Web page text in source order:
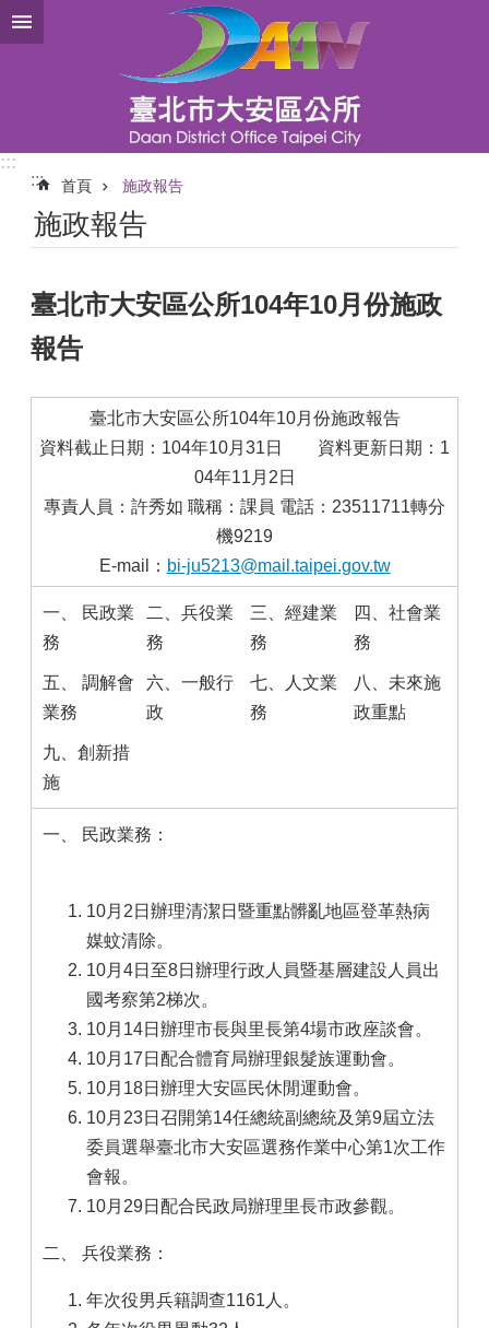
跳到主要內容區塊
:::
:::
首頁 施政報告
施政報告
臺北市大安區公所104年10月份施政
報告
臺北市大安區公所104年10月份施政報告
資料截止日期：104年10月31日 資料更新日期：1
04年11月2日
專責人員：許秀如 職稱：課員 電話：23511711轉分
機9219
E-mail： bi-ju5213@mail.taipei.gov.tw
一、 民政業
務
二、兵役業
務
三、經建業
務
四、社會業
務
五、 調解會
業務
六、一般行
政
七、人文業
務
八、未來施
政重點
九、創新措
施
一、 民政業務：
10月2日辦理清潔日暨重點髒亂地區登革熱病
媒蚊清除。
10月4日至8日辦理行政人員暨基層建設人員出
國考察第2梯次。
10月14日辦理市長與里長第4場市政座談會。
10月17日配合體育局辦理銀髮族運動會。
10月18日辦理大安區民休閒運動會。
10月23日召開第14任總統副總統及第9屆立法
委員選舉臺北市大安區選務作業中心第1次工作
會報。
10月29日配合民政局辦理里長市政參觀。
二、 兵役業務：
年次役男兵籍調查1161人。